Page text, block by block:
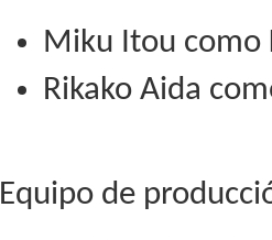
Miku Itou como
Rikako Aida
Equipo de